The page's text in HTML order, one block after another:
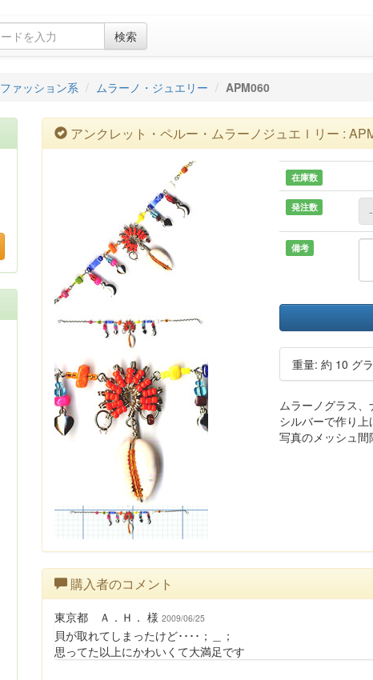
検索
ファッション系 ムラーノ・ジュエリー APM060
アンクレット・ペルー・ムラーノジュエｌリー :
在庫数
発注数 -
備考
重量: 約 10 グ
ムラーノグラス
シルバーで作り上
写真のメッシュ間
購入者のコメント
東京都 Ａ．Ｈ． 様 2009/06/25
貝が取れてしまったけど････；＿；
思ってた以上にかわいくて大満足です